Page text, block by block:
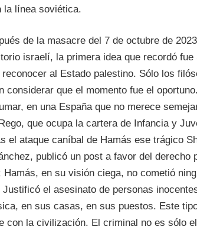
la línea soviética.
de la masacre del 7 de octubre de
israelí, la primera idea que recordó fue
al Estado palestino. Sólo los
considerar que el momento fue el
en una España que no merece
que ocupa la cartera de Infancia y
el ataque caníbal de Hamás ese trágico
publicó un post a favor del derecho
Hamás, en su visión ciega, no cometió
el asesinato de personas
en sus casas, en sus puestos. Este
con la civilización. El criminal no es sólo